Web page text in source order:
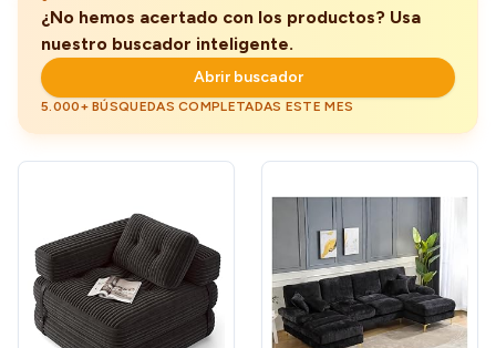
¿No hemos acertado con los productos? Usa
nuestro buscador inteligente.
Abrir buscador
5.000+ BÚSQUEDAS COMPLETADAS ESTE MES